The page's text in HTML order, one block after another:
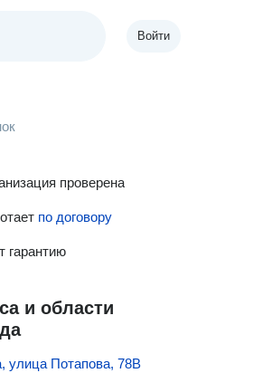
Войти
проверена
по договору
гарантию
и области
улица Потапова, 78В